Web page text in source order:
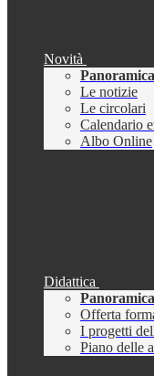
Novità
Panoramica
Le notizie
Le circolari
Calendario
Albo Online
Didattica
Panoramica
Offerta
I progetti
Piano delle